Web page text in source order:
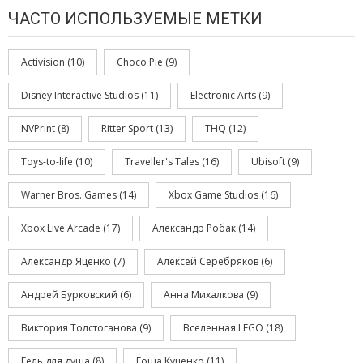
ЧАСТО ИСПОЛЬЗУЕМЫЕ МЕТКИ
Activision (10) Choco Pie (9)
Disney Interactive Studios (11) Electronic Arts (9)
NVPrint (8) Ritter Sport (13) THQ (12)
Toys-to-life (10) Traveller's Tales (16) Ubisoft (9)
Warner Bros. Games (14) Xbox Game Studios (16)
Xbox Live Arcade (17) Александр Робак (14)
Александр Яценко (7) Алексей Серебряков (6)
Андрей Бурковский (6) Анна Михалкова (9)
Виктория Толстоганова (9) Вселенная LEGO (18)